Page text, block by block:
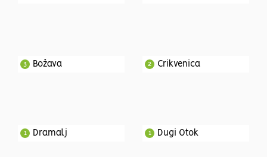
Božava
3 Crikvenica
2
Dramalj
1 Dugi Otok
1